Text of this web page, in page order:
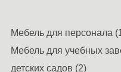
Мебель для персонала
Мебель для учебных
детских садов (2)